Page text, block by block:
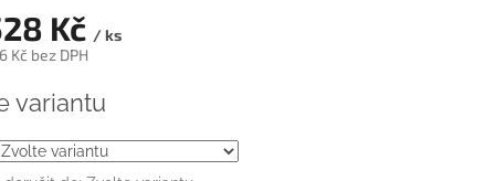
Kč / ks
Kčbez DPH
variantu